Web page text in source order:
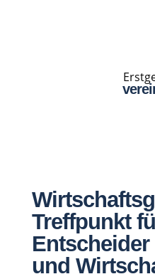
Treffpunkt
und